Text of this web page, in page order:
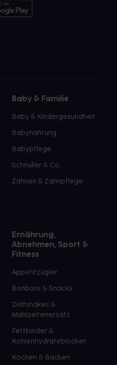
Baby & Familie
Baby & Kindergesundheit
Babynahrung
Babypflege
Schnuller & Co.
Zahnen & Zahnpflege
Ernährung,
Abnehmen, Sport &
Fitness
Appetitzügler
Bonbons & Snacks
Diätshakes &
Mahlzeitenersatz
Fettbinder &
Kohlenhydrateblocker
Kochen & Backen